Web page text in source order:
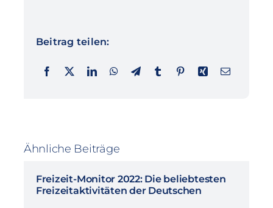
Beitrag teilen:
Ähnliche Beiträge
Freizeit-Monitor 2022: Die beliebtesten
Freizeitaktivitäten der Deutschen